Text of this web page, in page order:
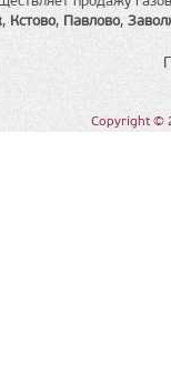
, Кстово, Павлово,
Copyright ©